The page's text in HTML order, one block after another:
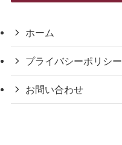
ホーム
プライバシーポリシー
お問い合わせ